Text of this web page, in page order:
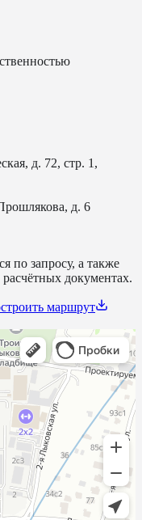
д. 72, стр. 1,
д. 6
по запросу, а также
документах.
маршрут